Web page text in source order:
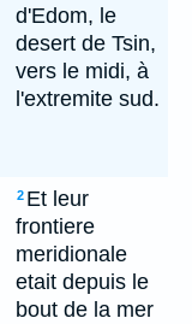
d'Edom, le
desert de Tsin,
vers le midi, à
l'extremite sud.
2 Et leur
frontiere
meridionale
etait depuis le
bout de la mer